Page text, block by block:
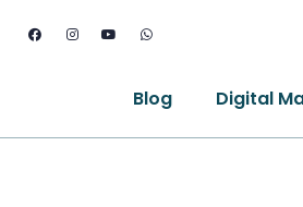
Blog Digital